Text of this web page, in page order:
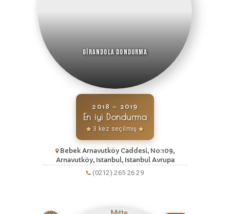
Girandola Dondurma
2018 – 2019
En iyi Dondurma
3 kez seçilmiş
Bebek Arnavutköy Caddesi, No:109,
Arnavutköy, Istanbul, Istanbul Avrupa
(0212) 265 26 29